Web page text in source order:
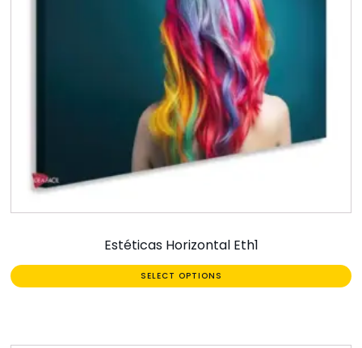
Estéticas Horizontal Eth1
SELECT OPTIONS